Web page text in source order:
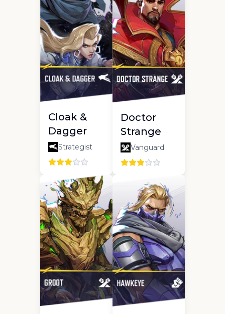
Cloak &
Dagger
Strategist
Doctor
Strange
Vanguard